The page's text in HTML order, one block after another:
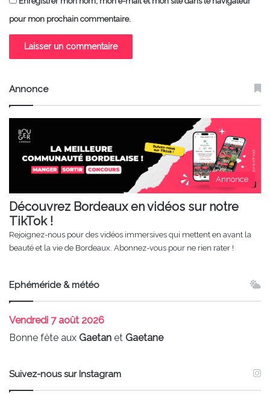
pour mon prochain commentaire.
Annonce
Annonce
Découvrez Bordeaux en vidéos sur notre
TikTok !
Rejoignez-nous pour des vidéos immersives qui mettent en avant la
beauté et la vie de Bordeaux. Abonnez-vous pour ne rien rater !
Ephéméride & météo
Vendredi 7 août 2026
Bonne fête aux Gaetan et Gaetane
Suivez-nous sur Instagram